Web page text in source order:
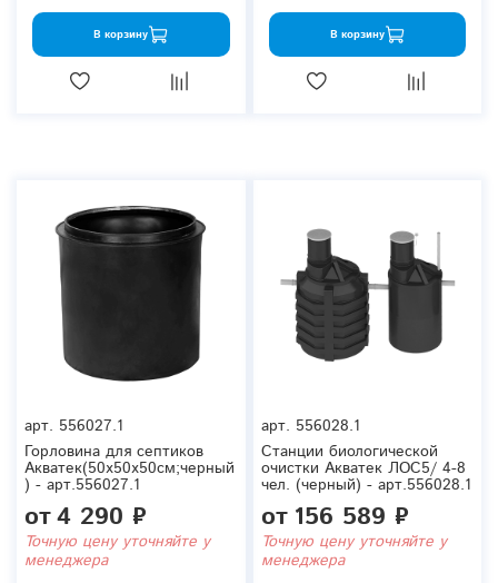
В корзину В корзину
арт. 556027.1
Горловина для септиков
Акватек(50x50x50см;черный
) - арт.556027.1
от4 290 ₽
Точную цену уточняйте у
менеджера
арт. 556028.1
Станции биологической
очистки Акватек ЛОС5/ 4-8
чел. (черный) - арт.556028.1
от 156 589 ₽
Точную цену уточняйте у
менеджера